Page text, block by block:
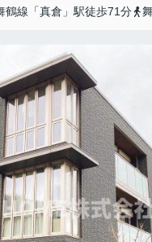
鶴線「真倉」駅徒歩71分